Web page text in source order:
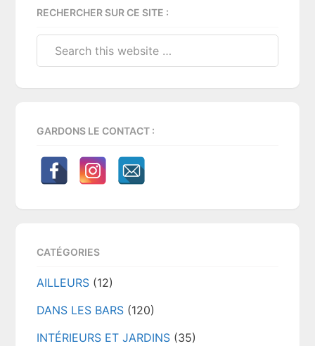
Sidebar
RECHERCHER SUR CE SITE :
GARDONS LE CONTACT :
CATÉGORIES
AILLEURS (12)
DANS LES BARS (120)
INTÉRIEURS ET JARDINS (35)